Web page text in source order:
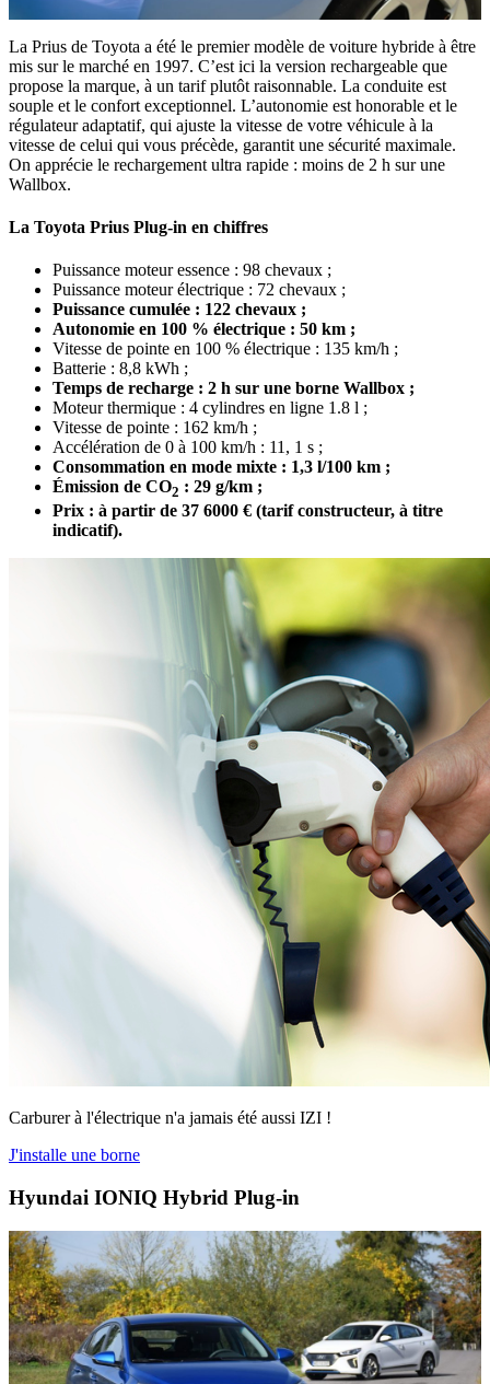
La Prius de Toyota a été le premier modèle de voiture hybride à être
mis sur le marché en 1997. C’est ici la version rechargeable que
propose la marque, à un tarif plutôt raisonnable. La conduite est
souple et le confort exceptionnel. L’autonomie est honorable et le
régulateur adaptatif, qui ajuste la vitesse de votre véhicule à la
vitesse de celui qui vous précède, garantit une sécurité maximale.
On apprécie le rechargement ultra rapide : moins de 2 h sur une
Wallbox.
La Toyota Prius Plug-in en chiffres
Puissance moteur essence : 98 chevaux ;
Puissance moteur électrique : 72 chevaux ;
Puissance cumulée : 122 chevaux ;
Autonomie en 100 % électrique : 50 km ;
Vitesse de pointe en 100 % électrique : 135 km/h ;
Batterie : 8,8 kWh ;
Temps de recharge : 2 h sur une borne Wallbox ;
Moteur thermique : 4 cylindres en ligne 1.8 l ;
Vitesse de pointe : 162 km/h ;
Accélération de 0 à 100 km/h : 11, 1 s ;
Consommation en mode mixte : 1,3 l/100 km ;
Émission de CO2 : 29 g/km ;
Prix : à partir de 37 6000 € (tarif constructeur, à titre
indicatif).
Carburer à l'électrique n'a jamais été aussi IZI !
J'installe une borne
Hyundai IONIQ Hybrid Plug-in